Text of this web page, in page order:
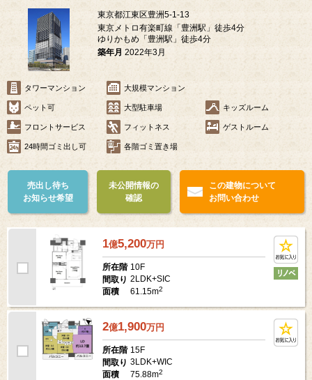
東京都江東区豊洲5-1-13
東京メトロ有楽町線「豊洲駅」徒歩4分
ゆりかもめ「豊洲駅」徒歩4分
築年月 2022年3月
タワーマンション 大規模マンション
ペット可 大型駐車場 キッズルーム
フロントサービス フィットネス ゲストルーム
24時間ゴミ出し可 各階ゴミ置き場
売出し待ち
お知らせ希望
未公開情報の
確認
この建物について
お問い合わせ
1億5,200万円
所在階 10F
間取り 2LDK+SIC
面積
61.15m2
2億1,900万円
所在階 15F
間取り 3LDK+WIC
面積
75.88m2